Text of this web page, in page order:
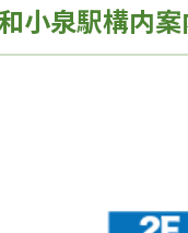
小泉駅構内